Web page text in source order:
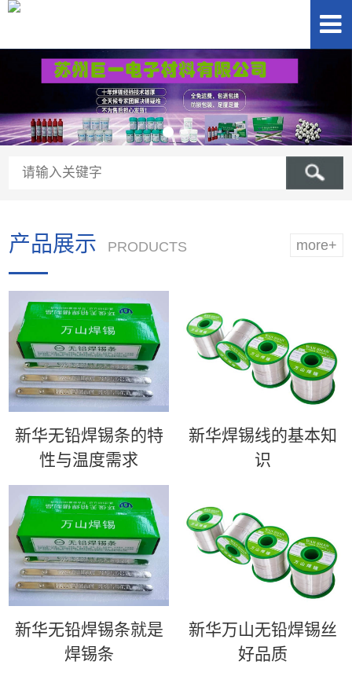
more+
产品展示 PRODUCTS
新华无铅焊锡条的特
性与温度需求
新华​焊锡线的基本知
识
新华无铅焊锡条就是
焊锡条
新华万山无铅焊锡丝
好品质